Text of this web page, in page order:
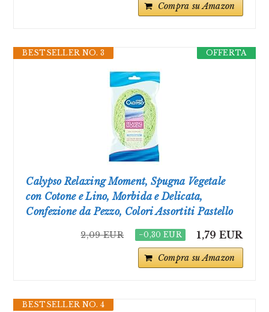
Compra su Amazon
OFFERTA
BESTSELLER NO. 3
Calypso Relaxing Moment, Spugna Vegetale
con Cotone e Lino, Morbida e Delicata,
Confezione da Pezzo, Colori Assortiti Pastello
2,09 EUR −0,30 EUR 1,79 EUR
Compra su Amazon
BESTSELLER NO. 4